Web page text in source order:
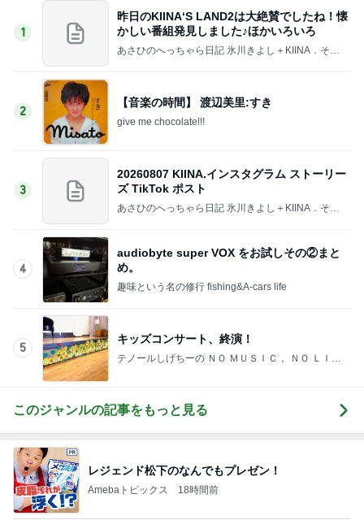
1
昨日のKIINA‘S LAND2は大絶賛でしたね！懐
かしい番組発見しました♪ほかいろいろ
あさひのへっちゃら日記 氷川きよし＋KIINA．そし
2
【音楽の時間】 渡辺美里:すき
give me chocolate!!!
3
20260807 KIINA.インスタグラム ストーリー
ズ TikTok ポスト
あさひのへっちゃら日記 氷川きよし＋KIINA．そし
4
audiobyte super VOX をお試しその②まと
め。
趣味という名の修行 fishing&A-cars life
5
キッズコンサート、終演！
テノールしげちーの ＮＯ ＭＵＳＩＣ， ＮＯ ＬＩＦ
このジャンルの記事をもっと見る
レジェンド松下のなんでもプレゼン！
Amebaトピックス 18時間前